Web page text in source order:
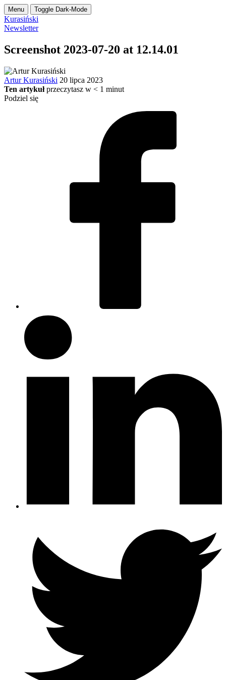
Menu Toggle Dark-Mode
Kurasiński
Newsletter
Screenshot 2023-07-20 at 12.14.01
Artur Kurasiński 20 lipca 2023
Ten artykuł przeczytasz w < 1 minut
Podziel się